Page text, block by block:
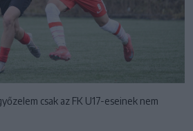
csak az FK U17-eseinek nem